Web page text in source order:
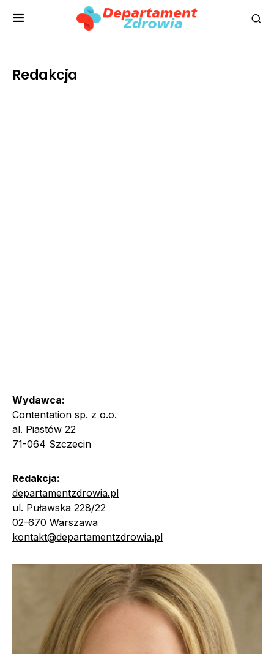
Redakcja
Wydawca:
Contentation sp. z o.o.
al. Piastów 22
71-064 Szczecin
Redakcja:
departamentzdrowia.pl
ul. Puławska 228/22
02-670 Warszawa
kontakt@departamentzdrowia.pl